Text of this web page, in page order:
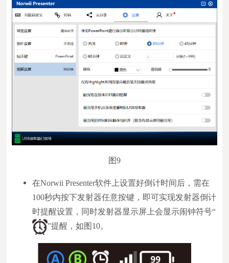
图9
在Norwii Presenter软件上设置好倒计时间后，需在
100秒内按下发射器任意按键，即可实现发射器倒计
时提醒设置，同时发射器显示屏上会显示闹钟符号“
”提醒，如图10。